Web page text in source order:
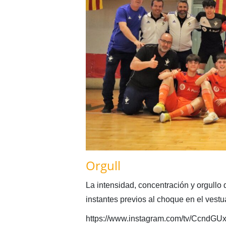
Orgull
La intensidad, concentración y orgullo
instantes previos al choque en el
https://www.instagram.com/tv/